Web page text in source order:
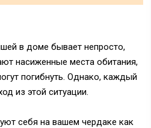
в доме бывает непросто,
насиженные места обитания,
погибнуть. Однако, каждый
из этой ситуации.
себя на вашем чердаке как